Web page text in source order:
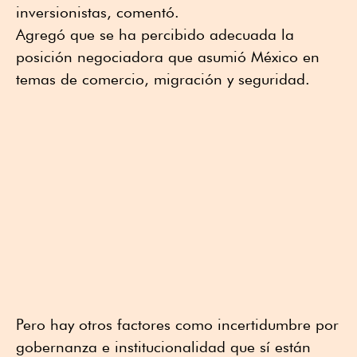
inversionistas, comentó.
Agregó que se ha percibido adecuada la
posición negociadora que asumió México en
temas de comercio, migración y seguridad.
Pero hay otros factores como incertidumbre por
gobernanza e institucionalidad que sí están